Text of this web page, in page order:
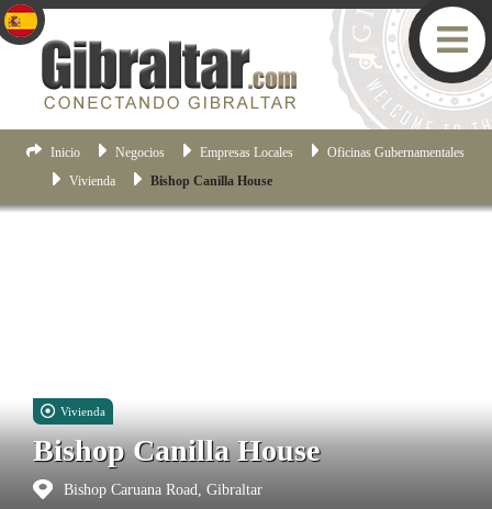
Inicio Negocios Empresas Locales
Oficinas Gubernamentales
Vivienda
Bishop Canilla House
Vivienda
Bishop Canilla House
Bishop Caruana Road, Gibraltar